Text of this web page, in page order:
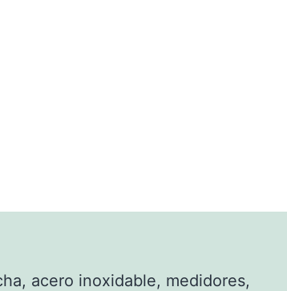
acero inoxidable, medidores,